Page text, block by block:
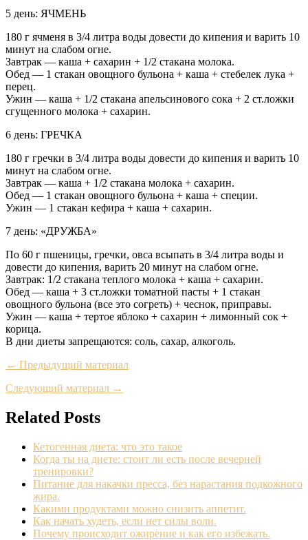
5 день: ЯЧМЕНЬ
180 г ячменя в 3/4 литра воды довести до кипения и варить 10
минут на слабом огне.
Завтрак — каша + сахарин + 1/2 стакана молока.
Обед — 1 стакан овощного бульона + каша + стебелек лука +
перец.
Ужин — каша + 1/2 стакана апельсинового сока + 2 ст.ложки
сгущенного молока + сахарин.
6 день: ГРЕЧКА
180 г гречки в 3/4 литра воды довести до кипения и варить 10
минут на слабом огне.
Завтрак — каша + 1/2 стакана молока + сахарин.
Обед — 1 стакан овощного бульона + каша + специи.
Ужин — 1 стакан кефира + каша + сахарин.
7 день: «ДРУЖБА»
По 60 г пшеницы, гречки, овса всыпать в 3/4 литра воды и
довести до кипения, варить 20 минут на слабом огне.
Завтрак: 1/2 стакана теплого молока + каша + сахарин.
Обед — каша + 3 ст.ложки томатной пасты + 1 стакан
овощного бульона (все это согреть) + чеснок, приправы.
Ужин — каша + тертое яблоко + сахарин + лимонный сок +
корица.
В дни диеты запрещаются: соль, сахар, алкоголь.
← Предыдущий материал
Следующий материал →
Related Posts
Кетогенная диета: что это такое
Когда ты на диете: стоит ли есть после вечерней
тренировки?
Питание для накачки пресса, без нарастания подкожного
жира.
Какими продуктами можно снизить аппетит.
Как начать худеть, если нет силы воли.
Почему происходит ожирение и как его избежать.